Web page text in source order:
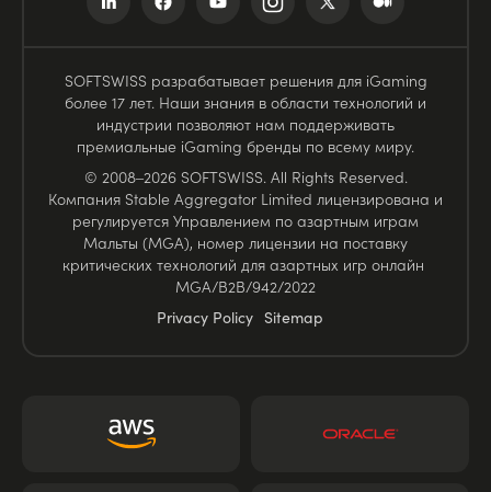
SOFTSWISS разрабатывает решения для iGaming
более 17 лет. Наши знания в области технологий и
индустрии позволяют нам поддерживать
премиальные iGaming бренды по всему миру.
© 2008–2026 SOFTSWISS. All Rights Reserved.
Компания Stable Aggregator Limited лицензирована и
регулируется Управлением по азартным играм
Мальты (MGA), номер лицензии на поставку
критических технологий для азартных игр онлайн
MGA/B2B/942/2022
Privacy Policy Sitemap